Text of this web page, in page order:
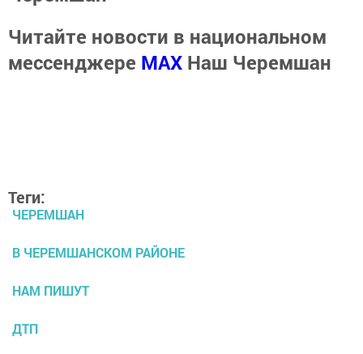
Читайте новости в национальном
мессенджере MАХ Наш Черемшан
Теги:
ЧЕРЕМШАН
В ЧЕРЕМШАНСКОМ РАЙОНЕ
НАМ ПИШУТ
ДТП